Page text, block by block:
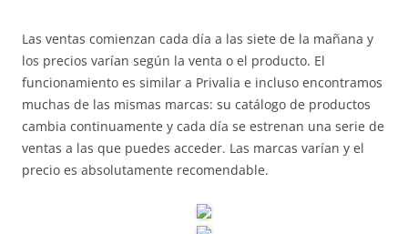
Las ventas comienzan cada día a las siete de la mañana y
los precios varían según la venta o el producto. El
funcionamiento es similar a Privalia e incluso encontramos
muchas de las mismas marcas: su catálogo de productos
cambia continuamente y cada día se estrenan una serie de
ventas a las que puedes acceder. Las marcas varían y el
precio es absolutamente recomendable.